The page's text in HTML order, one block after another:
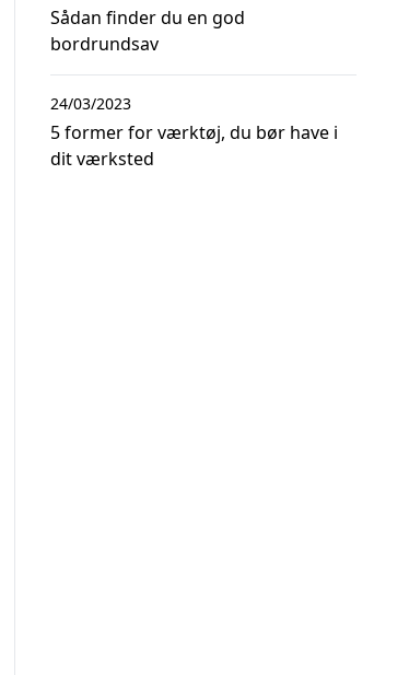
Sådan finder du en god
bordrundsav
5 former for værktøj, du bør have i
dit værksted
24/03/2023